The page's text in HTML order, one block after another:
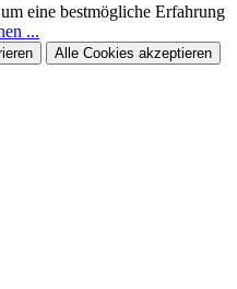
eine bestmögliche Erfahrung
...
Alle Cookies akzeptieren